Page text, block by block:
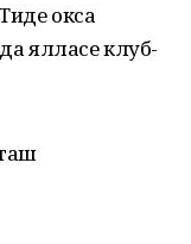
окса
ялласе клуб-